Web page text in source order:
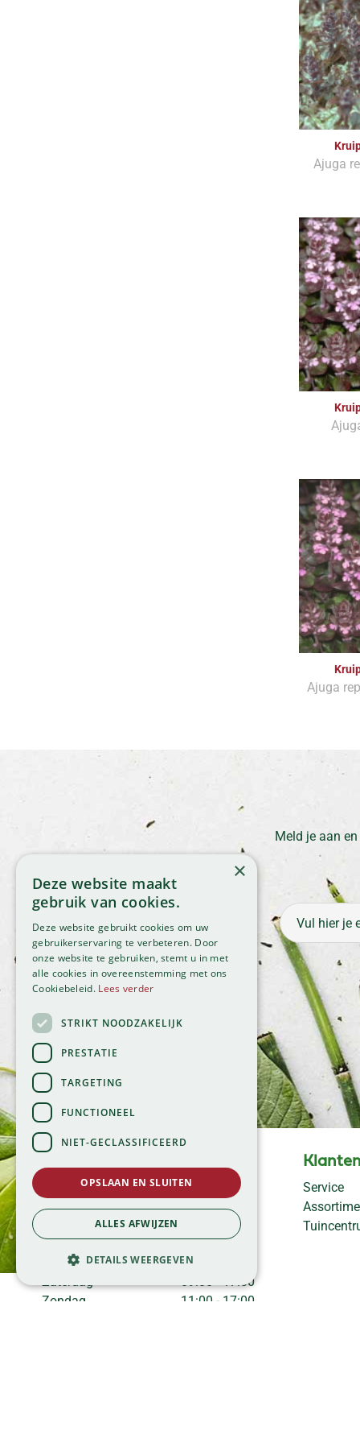
Ajuga
Ajuga
Meld je aan
Maandag
09:00 - 18:00
Woensdag
09:00 - 18:00
Donderdag
09:00 - 18:00
Vrijdag
09:00 - 18:00
09:00 - 17:00
Zondag
11:00 - 17:00
Service
×
Deze website maakt
gebruik van cookies.
Deze website gebruikt cookies om uw
gebruikerservaring te verbeteren. Door
onze website te gebruiken, stemt u in met
alle cookies in overeenstemming met ons
Cookiebeleid. Lees verder
STRIKT NOODZAKELIJK
PRESTATIE
TARGETING
FUNCTIONEEL
NIET-GECLASSIFICEERD
OPSLAAN EN SLUITEN
ALLES AFWIJZEN
DETAILS WEERGEVEN